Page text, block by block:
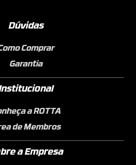
Dúvidas
Comprar
Garantia
a ROTTA
de Membros
a Empresa